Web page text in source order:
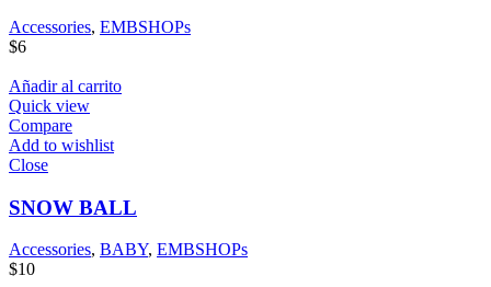
Accessories, EMBSHOPs
$6
Añadir al carrito
Quick view
Compare
Add to wishlist
Close
SNOW BALL
Accessories, BABY, EMBSHOPs
$10